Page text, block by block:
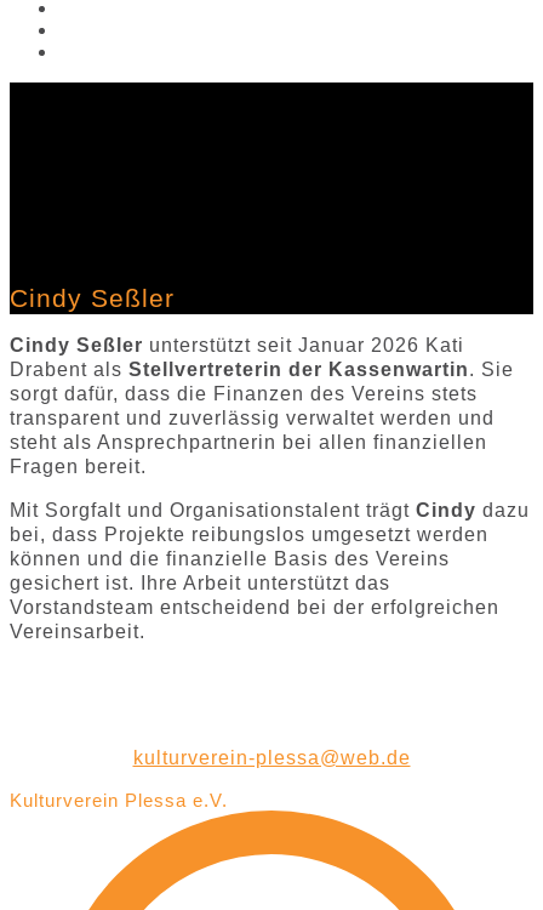
Cindy Seßler
Cindy Seßler unterstützt seit Januar 2026 Kati
Drabent als Stellvertreterin der Kassenwartin. Sie
sorgt dafür, dass die Finanzen des Vereins stets
transparent und zuverlässig verwaltet werden und
steht als Ansprechpartnerin bei allen finanziellen
Fragen bereit.
Mit Sorgfalt und Organisationstalent trägt Cindy dazu
bei, dass Projekte reibungslos umgesetzt werden
können und die finanzielle Basis des Vereins
gesichert ist. Ihre Arbeit unterstützt das
Vorstandsteam entscheidend bei der erfolgreichen
Vereinsarbeit.
kulturverein-plessa@web.de
Kulturverein Plessa e.V.